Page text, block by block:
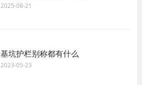
2025-08-21
基坑护栏​别称都有什么
2023-05-23